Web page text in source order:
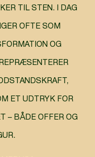
TIL STEN. I DAG
OFTE SOM
OG
ET UDTRYK FOR
– BÅDE OFFER OG